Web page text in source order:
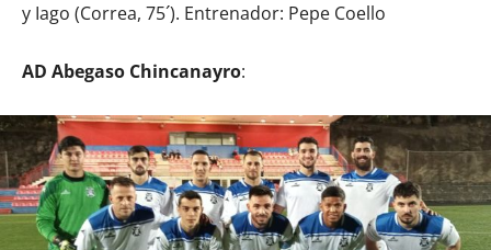
y Iago (Correa, 75´). Entrenador: Pepe Coello
AD Abegaso Chincanayro: